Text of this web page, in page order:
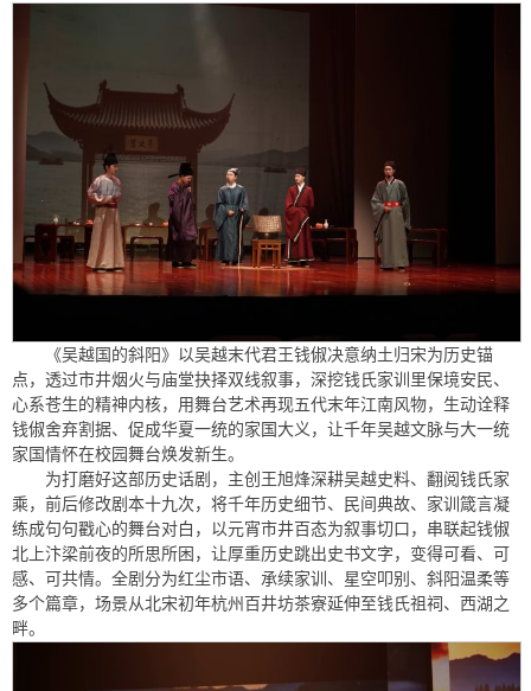
《吴越国的斜阳》以吴越末代君王钱俶决意纳土归宋为历史锚
点，透过市井烟火与庙堂抉择双线叙事，深挖钱氏家训里保境安民、
心系苍生的精神内核，用舞台艺术再现五代末年江南风物，生动诠释
钱俶舍弃割据、促成华夏一统的家国大义，让千年吴越文脉与大一统
家国情怀在校园舞台焕发新生。
为打磨好这部历史话剧，主创王旭烽深耕吴越史料、翻阅钱氏家
乘，前后修改剧本十九次，将千年历史细节、民间典故、家训箴言凝
练成句句戳心的舞台对白，以元宵市井百态为叙事切口，串联起钱俶
北上汴梁前夜的所思所困，让厚重历史跳出史书文字，变得可看、可
感、可共情。全剧分为红尘市语、承续家训、星空叩别、斜阳温柔等
多个篇章，场景从北宋初年杭州百井坊茶寮延伸至钱氏祖祠、西湖之
畔。